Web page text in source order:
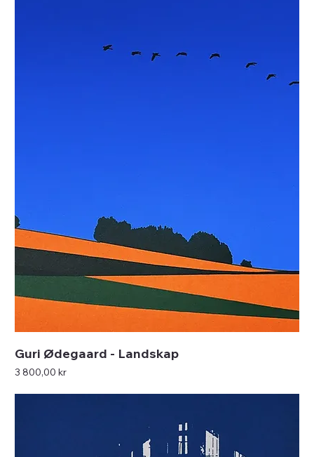
Guri Ødegaard - Landskap
Pris
3 800,00 kr